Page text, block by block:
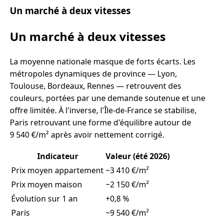
Un marché à deux vitesses
Un marché à deux vitesses
La moyenne nationale masque de forts écarts. Les
métropoles dynamiques de province — Lyon,
Toulouse, Bordeaux, Rennes — retrouvent des
couleurs, portées par une demande soutenue et une
offre limitée. À l'inverse, l'Île-de-France se stabilise,
Paris retrouvant une forme d'équilibre autour de
9 540 €/m² après avoir nettement corrigé.
Indicateur
Valeur (été 2026)
Prix moyen appartement~3 410 €/m²
Prix moyen maison
~2 150 €/m²
Évolution sur 1 an
+0,8 %
Paris
~9 540 €/m²